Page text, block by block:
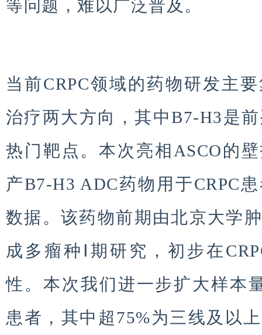
等问题，难以广泛普及。
当前CRPC领域的药物研发主
治疗两大方向，其中B7-H3是
热门靶点。本次亮相ASCO的
产B7-H3 ADC药物用于CRPC
数据。该药物前期由北京大学
成多瘤种Ⅰ期研究，初步在
性。本次我们进一步扩大样本
患者，其中超75%为三线及以